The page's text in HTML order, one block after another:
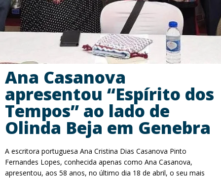
Ana Casanova
apresentou “Espírito dos
Tempos” ao lado de
Olinda Beja em Genebra
A escritora portuguesa Ana Cristina Dias Casanova Pinto
Fernandes Lopes, conhecida apenas como Ana Casanova,
apresentou, aos 58 anos, no último dia 18 de abril, o seu mais